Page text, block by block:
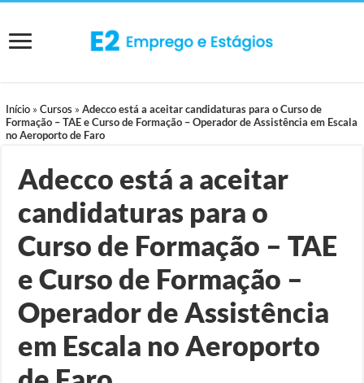
Início »Cursos »Adecco está a aceitar candidaturas para o Curso de
Formação – TAE e Curso de Formação – Operador de Assistência em Escala
no Aeroporto de Faro
Adecco está a aceitar
candidaturas para o
Curso de Formação – TAE
e Curso de Formação –
Operador de Assistência
em Escala no Aeroporto